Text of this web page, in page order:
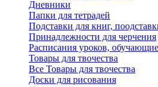
Дневники
Папки для тетрадей
Подставки для книг,
Принадлежности для черчения
Расписания уроков,
Товары для твочества
Все Товары для твочества
Доски для рисования